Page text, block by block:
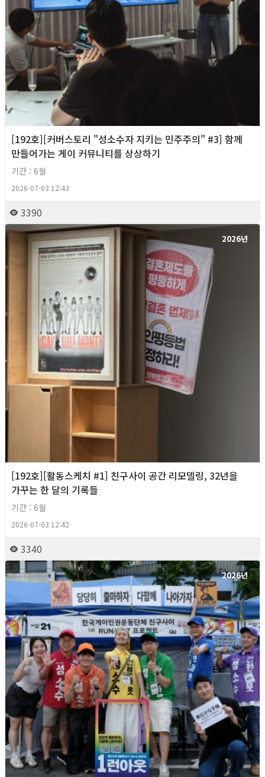
[192호][커버스토리 "성소수자 지키는 민주주의" #3] 함께
만들어가는 게이 커뮤니티를 상상하기
기간 : 6월
2026-07-03 12:43
3390
2026년
[192호][활동스케치 #1] 친구사이 공간 리모델링, 32년을
가꾸는 한 달의 기록들
기간 : 6월
2026-07-03 12:42
3340
2026년